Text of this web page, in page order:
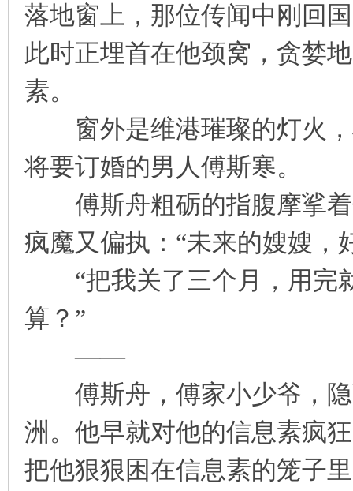
落地窗上，那位传闻中刚回
此时正埋首在他颈窝，贪婪
素。
窗外是维港璀璨的灯火，
将要订婚的男人傅斯寒。
傅斯舟粗砺的指腹摩挲着
疯魔又偏执：“未来的嫂嫂，
“把我关了三个月，用完
算？”
——
傅斯舟，傅家小少爷，隐
洲。他早就对他的信息素疯
把他狠狠困在信息素的笼子